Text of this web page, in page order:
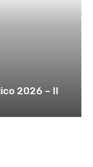
2026 – Il